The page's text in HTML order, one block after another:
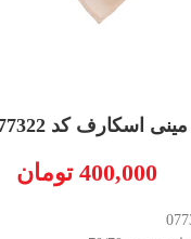
مینی اسکارف کد 077322
400,000 تومان